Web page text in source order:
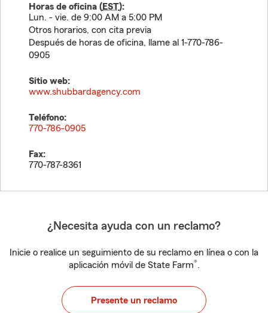
Horas de oficina (EST):
Lun. - vie. de 9:00 AM a 5:00 PM
Otros horarios, con cita previa
Después de horas de oficina, llame al 1-770-786-
0905
Sitio web:
www.shubbardagency.com
Teléfono:
770-786-0905
Fax:
770-787-8361
¿Necesita ayuda con un reclamo?
Inicie o realice un seguimiento de su reclamo en línea o con la
aplicación móvil de State Farm®.
Presente un reclamo